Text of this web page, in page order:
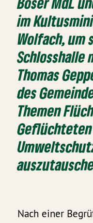
im
Wolfach, um
Thomas
des
Themen
Nach einer